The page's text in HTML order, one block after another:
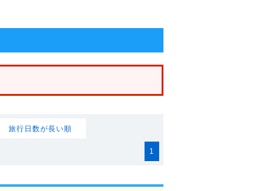
旅行日数が長い順
1